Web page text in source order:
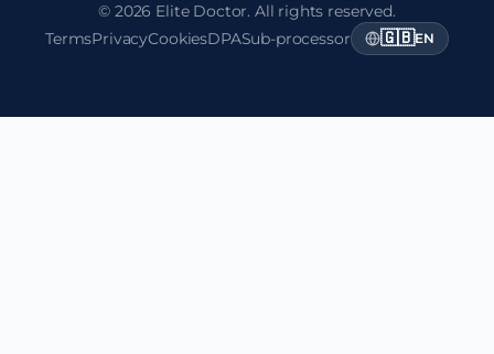
© 2026 Elite Doctor. All rights reserved.
TermsPrivacyCookiesDPASub-processor 🇬🇧EN